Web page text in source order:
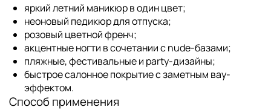
яркий летний маникюр в один цвет;
неоновый педикюр для отпуска;
розовый цветной френч;
акцентные ногти в сочетании с nude-базами;
пляжные, фестивальные и party-дизайны;
быстрое салонное покрытие с заметным вау-
эффектом.
Способ применения